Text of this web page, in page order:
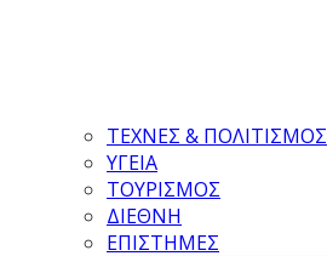
ΤΕΧΝΕΣ & ΠΟΛΙΤΙΣΜΟΣ
ΥΓΕΙΑ
ΤΟΥΡΙΣΜΟΣ
ΔΙΕΘΝΗ
ΕΠΙΣΤΗΜΕΣ